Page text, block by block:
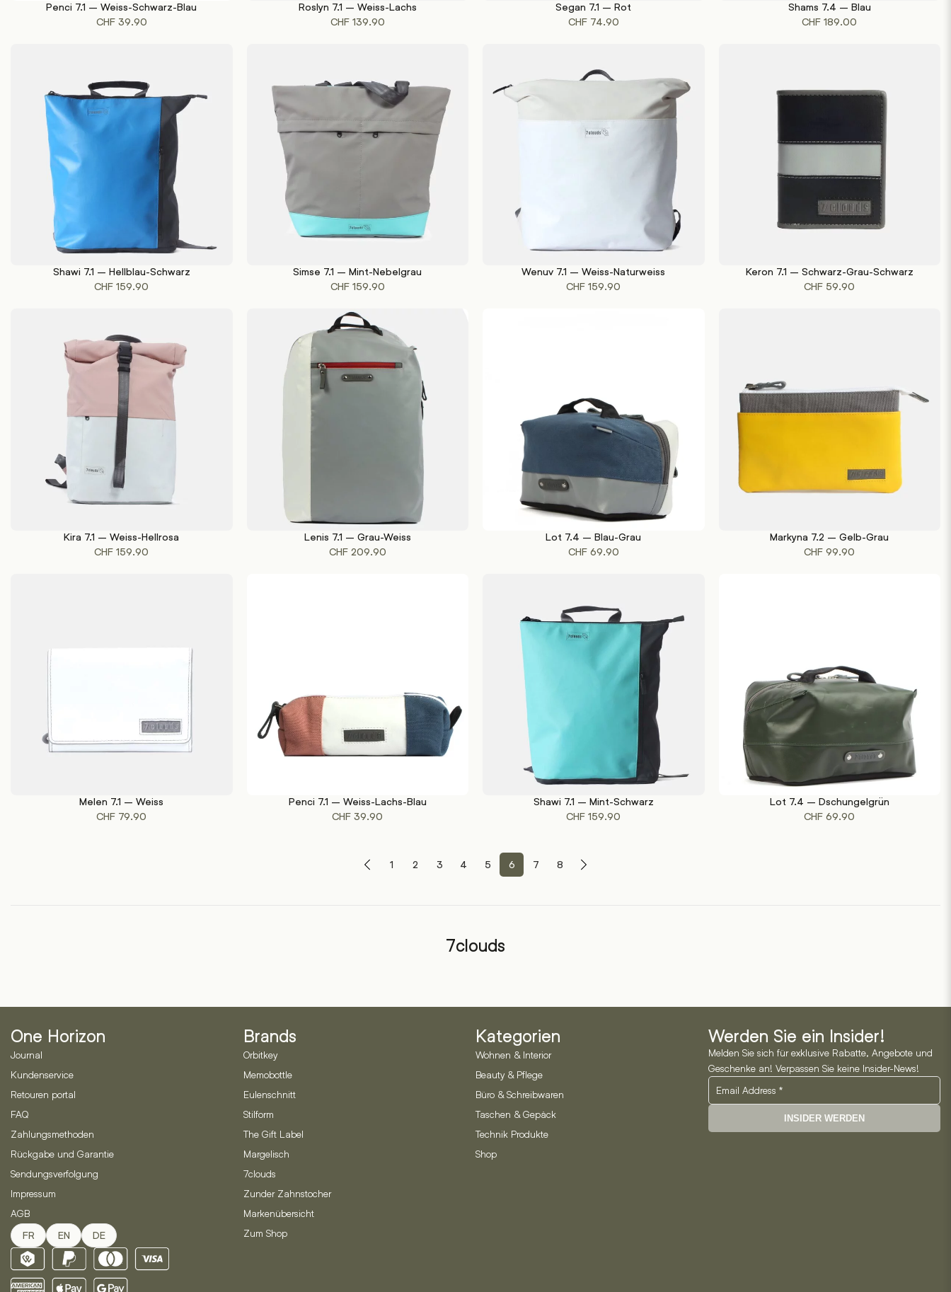
Penci 7.1 – Weiss-Schwarz-Blau
CHF39.90
IN DEN WARENKORB
Roslyn 7.1 – Weiss-Lachs
CHF139.90
IN DEN WARENKORB
Segan 7.1 – Rot
CHF74.90
Shams 7.4 – Blau
CHF 189.00
Shawi 7.1 – Hellblau-Schwarz
CHF 159.90
Simse 7.1 – Mint-Nebelgrau
CHF159.90
Wenuv 7.1 – Weiss-Naturweiss
CHF 159.90
Keron 7.1 – Schwarz-Grau-Schwarz
CHF 59.90
Kira 7.1 – Weiss-Hellrosa
CHF 159.90
Lenis 7.1 – Grau-Weiss
CHF209.90
Lot 7.4 – Blau-Grau
CHF69.90
IN DEN WARENKORB
Markyna 7.2 – Gelb-Grau
CHF 99.90
Melen 7.1 – Weiss
CHF 79.90
Penci 7.1 – Weiss-Lachs-Blau
CHF 39.90
Shawi 7.1 – Mint-Schwarz
CHF 159.90
Lot 7.4 – Dschungelgrün
CHF 69.90
1 2 3 4 5 6 7 8
7clouds
One Horizon
Journal
Kundenservice
Retouren portal
FAQ
Zahlungsmethoden
Rückgabe und Garantie
Sendungsverfolgung
Impressum
AGB
FR EN DE
Brands
Orbitkey
Memobottle
Eulenschnitt
Stilform
The Gift Label
Margelisch
7clouds
Zunder Zahnstocher
Markenübersicht
Zum Shop
Kategorien
Wohnen & Interior
Beauty & Pflege
Büro & Schreibwaren
Taschen & Gepäck
Technik Produkte
Shop
Werden Sie ein Insider!
Melden Sie sich für exklusive Rabatte, Angebote und
Geschenke an! Verpassen Sie keine Insider-News!
INSIDER WERDEN